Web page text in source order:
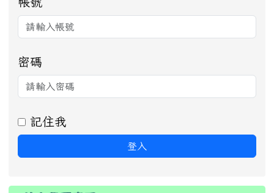
密碼
記住我
登入